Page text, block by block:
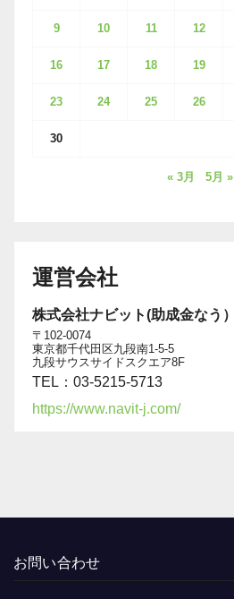
9 10 11 12
16 17 18 19
23 24 25 26
30
« 3月 5月 »
運営会社
株式会社ナビット(助成金なう）
〒102-0074
東京都千代田区九段南1-5-5
九段サウスサイドスクエア8F
TEL：03-5215-5713
https://www.navit-j.com/
お問い合わせ